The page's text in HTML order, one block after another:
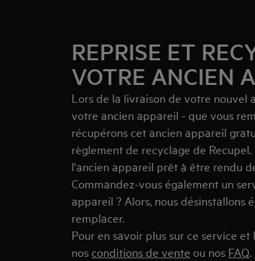
REPRISE ET
VOTRE ANCIEN
Lors de la livraison de votre nouvel
votre ancien appareil - que vous
récupérons cet ancien appareil
règlement de recyclage de
l'ancien appareil prêt à être rendu
Commandez-vous également un
appareil ? Alors, nous désinstallons
remplacer.
Pour en savoir plus sur ce service
nosconditions de vente ou nos FAQ.